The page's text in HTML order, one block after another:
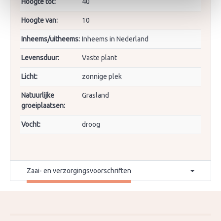
Hoogte van: 10
Inheems/uitheems: Inheems in Nederland
Levensduur: Vaste plant
Licht: zonnige plek
Natuurlijke
groeiplaatsen:
Grasland
Vocht: droog
Zaai- en verzorgingsvoorschriften